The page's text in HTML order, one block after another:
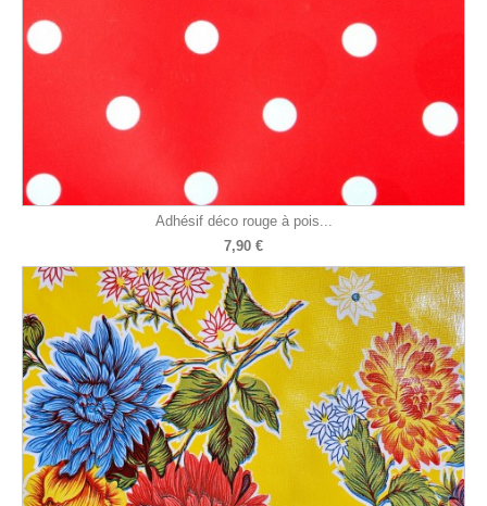
Adhésif déco rouge à pois...
7,90 €